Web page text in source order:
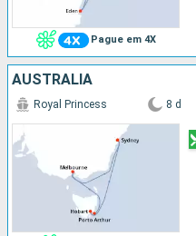
Pague em 4X
AUSTRALIA
Royal Princess 8 d